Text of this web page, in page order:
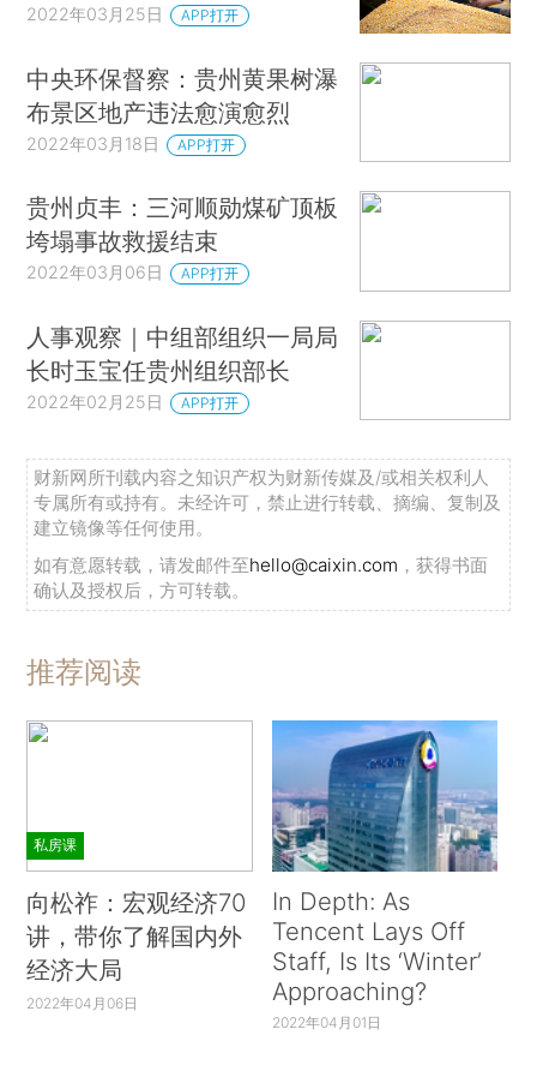
2022年03月25日 APP打开
中央环保督察：贵州黄果树瀑
布景区地产违法愈演愈烈
2022年03月18日 APP打开
贵州贞丰：三河顺勋煤矿顶板
垮塌事故救援结束
2022年03月06日 APP打开
人事观察｜中组部组织一局局
长时玉宝任贵州组织部长
2022年02月25日 APP打开
财新网所刊载内容之知识产权为财新传媒及/或相关权利人
专属所有或持有。未经许可，禁止进行转载、摘编、复制及
建立镜像等任何使用。
如有意愿转载，请发邮件至hello@caixin.com ，获得书面
确认及授权后，方可转载。
推荐阅读
私房课
向松祚：宏观经济70
讲，带你了解国内外
经济大局
2022年04月06日
In Depth: As
Tencent Lays Off
Staff, Is Its ‘Winter’
Approaching?
2022年04月01日